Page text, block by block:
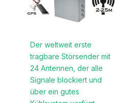
Der weltweit erste
tragbare Störsender mit
24 Antennen, der alle
Signale blockiert und
über ein gutes